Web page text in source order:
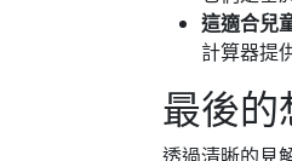
這適合兒
計算器提
最後的